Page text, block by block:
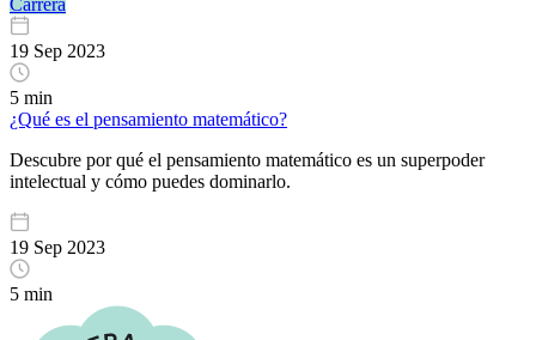
Carrera
19 Sep 2023
5 min
¿Qué es el pensamiento matemático?
Descubre por qué el pensamiento matemático es un superpoder
intelectual y cómo puedes dominarlo.
19 Sep 2023
5 min